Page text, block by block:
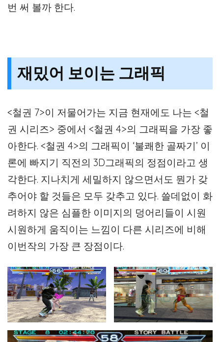
번 써 볼까 한다.
재밌어 보이는 그래픽
<철권 7>이 저물어가는 지금 현재에도 나는 <철
권 시리즈> 중에서 <철권 4>의 그래픽을 가장 좋
아한다. <철권 4>의 그래픽이 ‘불쾌한 골짜기’ 이
론에 빠지기 직전의 3D그래픽의 정점이라고 생
각한다. 지나치게 세밀하지 않으면서도 뭔가 갖
추어야 할 것들은 모두 갖추고 있다. 쓸데없이 화
려하지 않은 심플한 이미지의 덩어리들이 시원
시원하게 움직이는 느낌이 다른 시리즈에 비해
이번작의 가장 큰 장점이다.